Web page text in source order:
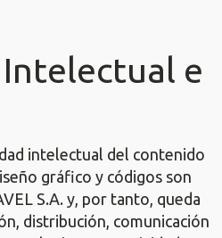
e
intelectual del contenido
gráfico y códigos son
S.A. y, por tanto, queda
distribución, comunicación